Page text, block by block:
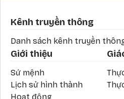
Phần chân
Kênh truyền thông
Danh sách kênh truyền
Giới thiệu
Sứ mệnh
Lịch sử hình thành
Hoạt động